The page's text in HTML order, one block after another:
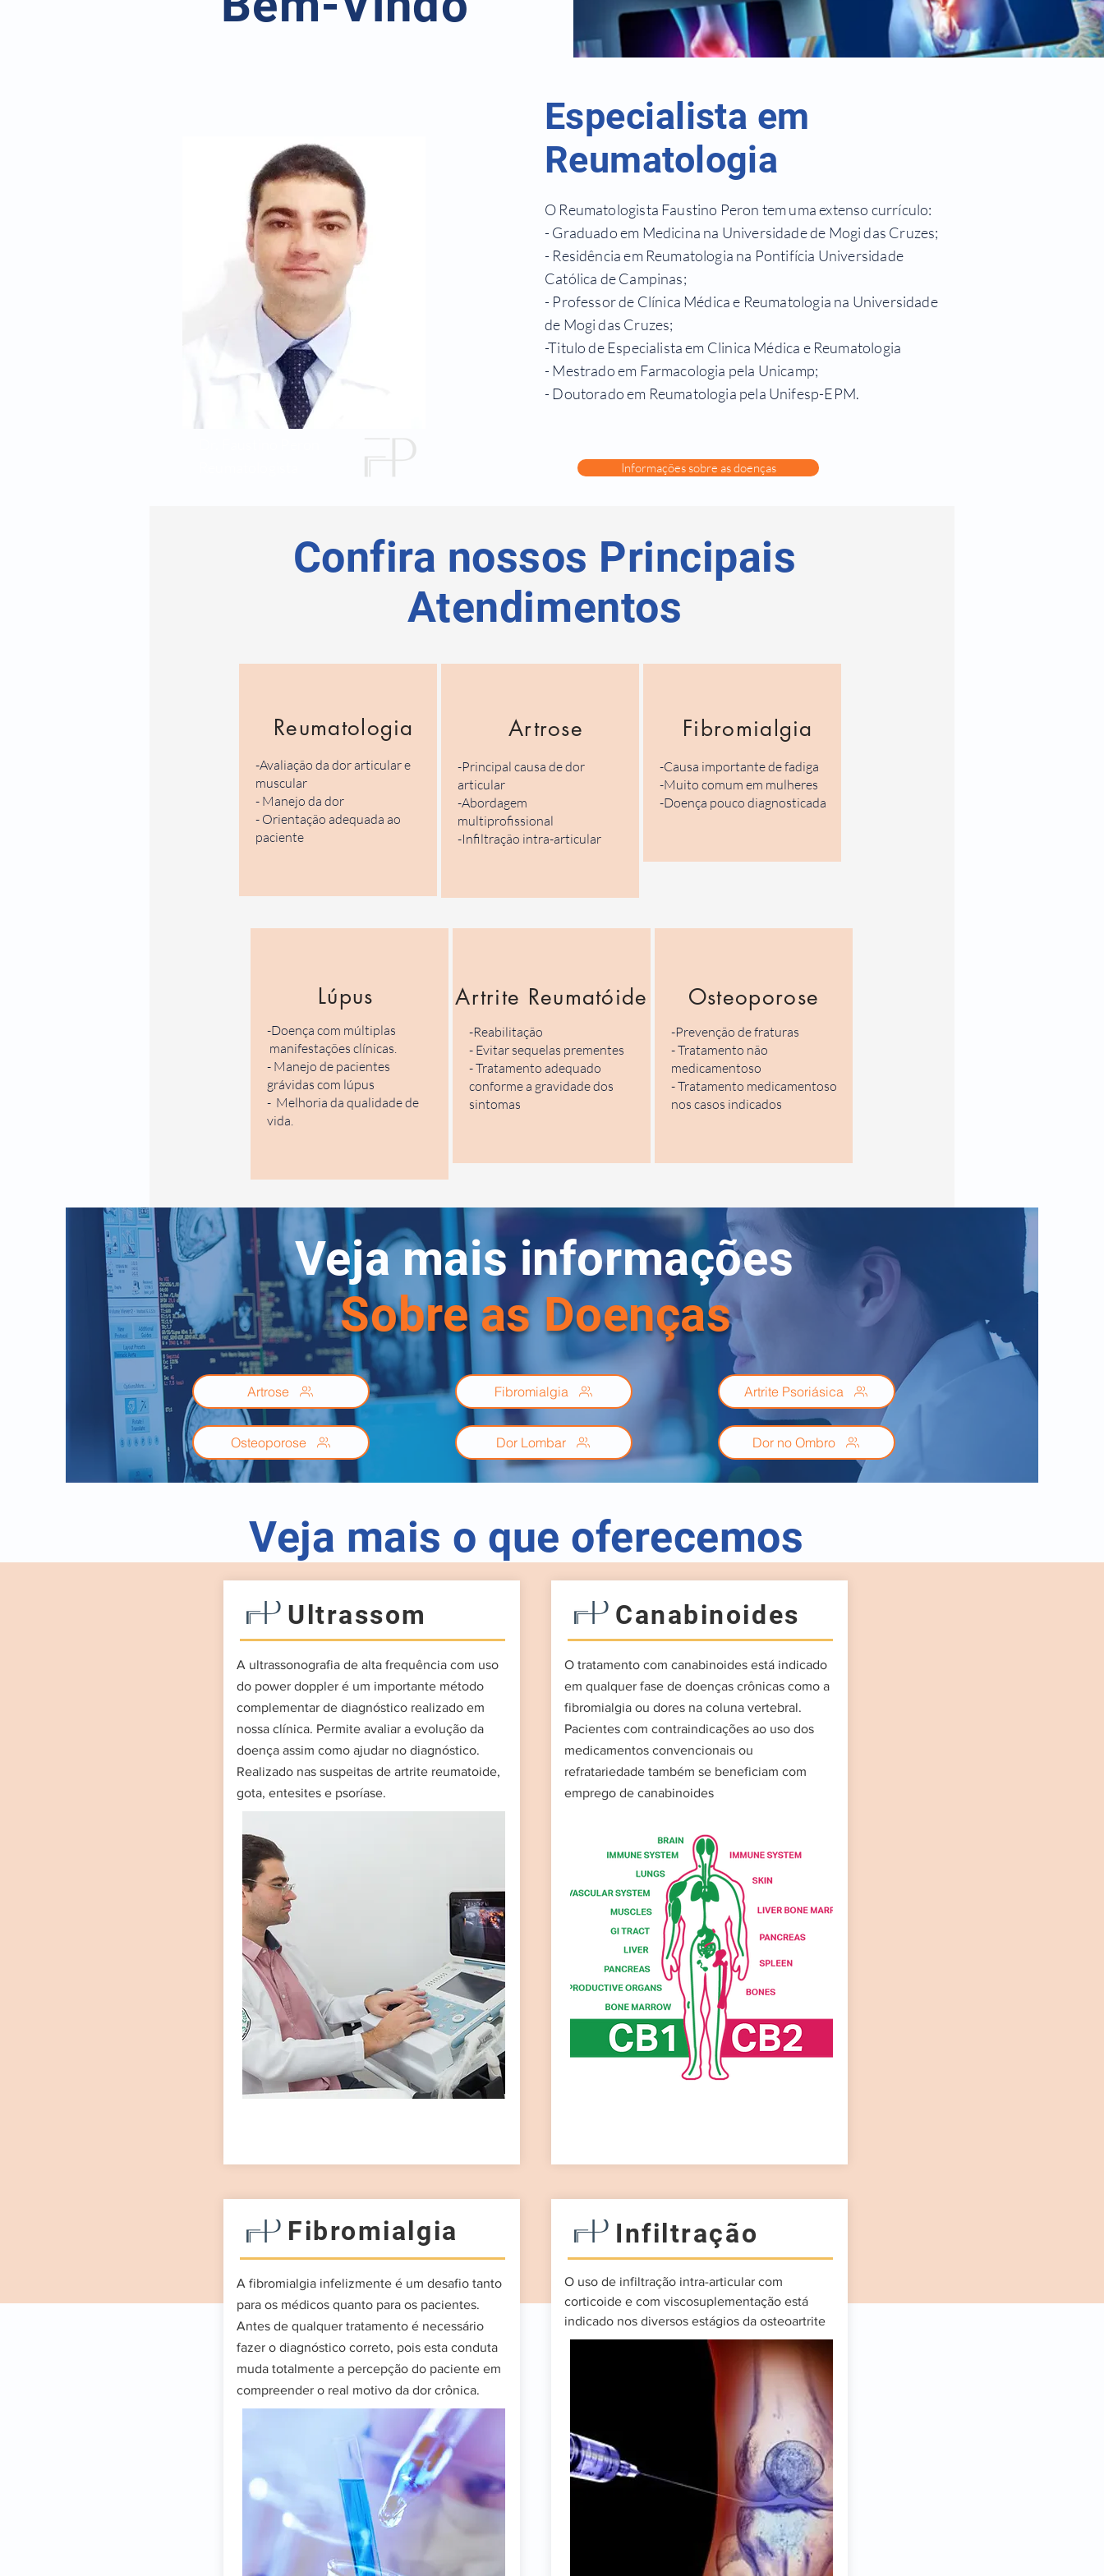
Especialista em
Reumatologia
O Reumatologista Faustino Peron tem uma extenso currículo:
- Graduado em Medicina na Universidade de Mogi das Cruzes;
- Residência em Reumatologia na Pontifícia Universidade
Católica de Campinas;
- Professor de Clínica Médica e Reumatologia na Universidade
de Mogi das Cruzes;
-Titulo de Especialista em Clinica Médica e Reumatologia
- Mestrado em Farmacologia pela Unicamp;
- Doutorado em Reumatologia pela Unifesp-EPM.
Informações sobre as doenças
Dr. Faustino Peron
Confira nossos Principais
Atendimentos
Reumatologia
-Avaliação da dor articular e
muscular
- Manejo da dor
- Orientação adequada ao
paciente
Artrose
-Principal causa de dor
articular
​-Abordagem
multiprofissional
​-Infiltração intra-articular
Fibromialgia
-Causa importante de fadiga
​-Muito comum em mulheres
​-Doença pouco diagnosticada
Lúpus
-Doença com múltiplas
manifestações clínicas.
- Manejo de pacientes
grávidas com lúpus
- Melhoria da qualidade de
vida.
Artrite Reumatóide
-Reabilitação
- Evitar sequelas prementes
- Tratamento adequado
conformea gravidade dos
sintomas
Osteoporose
-Prevenção de fraturas
- Tratamento não
medicamentoso
- Tratamento medicamentoso
nos casos indicados
Veja mais informações
Sobre as Doenças
Artrose
Osteoporose
Fibromialgia
Dor Lombar
Artrite Psoriásica
Dor no Ombro
Veja mais o que oferecemos
Ultrassom
A ultrassonografia de alta frequência com uso
do power doppler é um importante método
complementar de diagnóstico realizado em
nossa clínica. Permite avaliar a evolução da
doença assim como ajudar no diagnóstico.
Realizado nas suspeitas de artrite reumatoide,
gota, entesites e psoríase.
Fibromialgia
A fibromialgia infelizmente é um desafio tanto
para os médicos quanto para os pacientes.
Antes de qualquer tratamento é necessário
fazer o diagnóstico correto, pois esta conduta
muda totalmente a percepção do paciente em
compreender o real motivo da dor crônica.
Canabinoides
O tratamento com canabinoides está indicado
em qualquer fase de doenças crônicas como a
fibromialgia ou dores na coluna vertebral.
Pacientes com contraindicações ao uso dos
medicamentos convencionais ou
refratariedade também se beneficiam com
emprego de canabinoides
Infiltração
O uso de infiltração intra-articular com
corticoide e com viscosuplementação está
indicado nos diversos estágios da osteoartrite